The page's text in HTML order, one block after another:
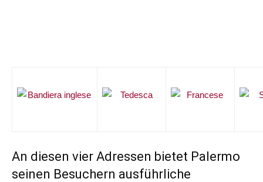
An diesen vier Adressen bietet Palermo
seinen Besuchern ausführliche